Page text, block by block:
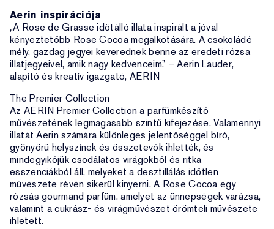
Aerin inspirációja
„A Rose de Grasse időtálló illata inspirált a jóval
kényeztetőbb Rose Cocoa megalkotására. A csokoládé
mély, gazdag jegyei keverednek benne az eredeti rózsa
illatjegyeivel, amik nagy kedvenceim.” – Aerin Lauder,
alapító és kreatív igazgató, AERIN
The Premier Collection
Az AERIN Premier Collection a parfümkészítő
művészetének legmagasabb szintű kifejezése. Valamennyi
illatát Aerin számára különleges jelentőséggel bíró,
gyönyörű helyszínek és összetevők ihlették, és
mindegyikőjük csodálatos virágokból és ritka
esszenciákból áll, melyeket a desztillálás időtlen
művészete révén sikerül kinyerni. A Rose Cocoa egy
rózsás gourmand parfüm, amelyet az ünnepségek varázsa,
valamint a cukrász- és virágművészet örömteli művészete
ihletett.